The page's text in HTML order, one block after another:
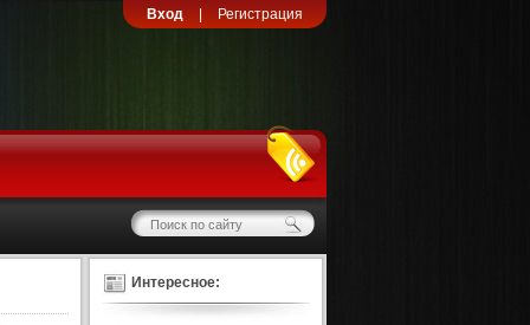
Вход Регистрация
Интересное: